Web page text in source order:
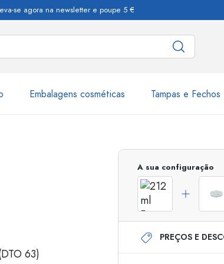
se agora na newsletter e poupe 5 €
Embalagens cosméticas Tampas e Fechos
pulverização
Dispensadores Airless
Frascos com roll-on
A sua configuração
PREÇOS E